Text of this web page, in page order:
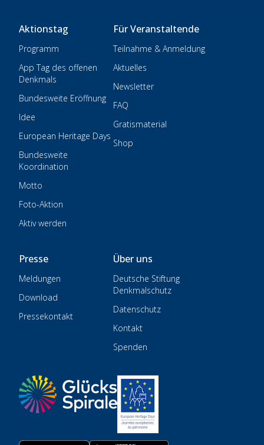
Aktionstag
Programm
App Tag des offenen
Denkmals
Bundesweite Eröffnung
Idee
European Heritage Days
Bundesweite
Koordination
Motto
Foto-Aktion
Aktiv werden
Für Veranstaltende
Teilnahme & Anmeldung
Aktuelles
Newsletter
FAQ
Gratismaterial
Shop
Presse
Meldungen
Download
Pressekontakt
Über uns
Deutsche Stiftung
Denkmalschutz
Datenschutz
Kontakt
Spenden